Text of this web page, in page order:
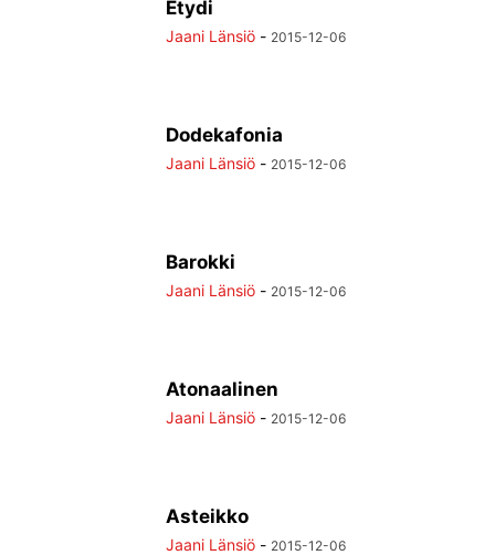
Etydi
Jaani Länsiö - 2015-12-06
Dodekafonia
Jaani Länsiö - 2015-12-06
Barokki
Jaani Länsiö - 2015-12-06
Atonaalinen
Jaani Länsiö - 2015-12-06
Asteikko
Jaani Länsiö - 2015-12-06